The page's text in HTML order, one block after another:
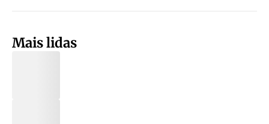
Mais lidas